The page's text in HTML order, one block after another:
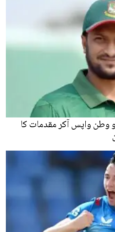
واپس آکر مقدمات کا